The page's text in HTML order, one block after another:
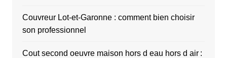
Couvreur Lot-et-Garonne : comment bien choisir
son professionnel
Cout second oeuvre maison hors d eau hors d air :